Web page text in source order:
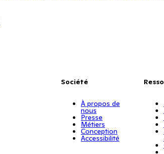
Société
À propos de
nous
Presse
Métiers
Conception
Accessibilité